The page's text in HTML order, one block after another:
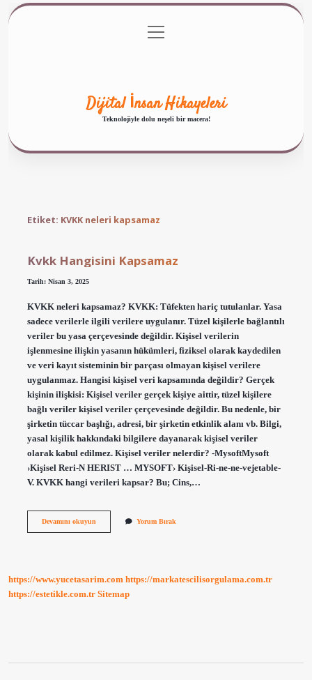
Gizlilik Politikası
menüyü
aç
Dijital İnsan Hikayeleri
Teknolojiyle dolu neşeli bir macera!
Etiket: KVKK neleri kapsamaz
Kvkk Hangisini Kapsamaz
Tarih: Nisan 3, 2025
KVKK neleri kapsamaz? KVKK: Tüfekten hariç tutulanlar. Yasa
sadece verilerle ilgili verilere uygulanır. Tüzel kişilerle bağlantılı
veriler bu yasa çerçevesinde değildir. Kişisel verilerin
işlenmesine ilişkin yasanın hükümleri, fiziksel olarak kaydedilen
ve veri kayıt sisteminin bir parçası olmayan kişisel verilere
uygulanmaz. Hangisi kişisel veri kapsamında değildir? Gerçek
kişinin ilişkisi: Kişisel veriler gerçek kişiye aittir, tüzel kişilere
bağlı veriler kişisel veriler çerçevesinde değildir. Bu nedenle, bir
şirketin tüccar başlığı, adresi, bir şirketin etkinlik alanı vb. Bilgi,
yasal kişilik hakkındaki bilgilere dayanarak kişisel veriler
olarak kabul edilmez. Kişisel veriler nelerdir? -MysoftMysoft
›Kişisel Reri-N HERIST … MYSOFT› Kişisel-Ri-ne-ne-vejetable-
V. KVKK hangi verileri kapsar? Bu; Cins,…
Devamını okuyunKvkk
Yorum Bırak
https://www.yucetasarim.com https://markatescilisorgulama.com.tr
https://estetikle.com.tr Sitemap